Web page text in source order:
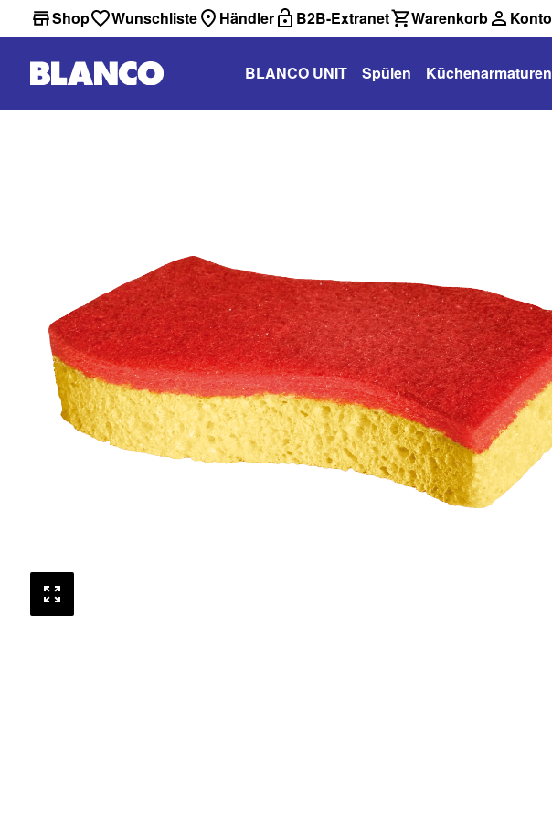
Shop Wunschliste Händler B2B-Extranet Warenkorb Konto
BLANCO UNIT Spülen Küchenarmaturen